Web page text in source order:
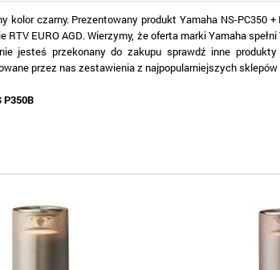
kolor czarny. Prezentowany produkt Yamaha NS-PC350
RTV EURO AGD. Wierzymy, że oferta marki Yamaha
jesteś przekonany do zakupu sprawdź inne
przez nas zestawienia z najpopularniejszych
P350B